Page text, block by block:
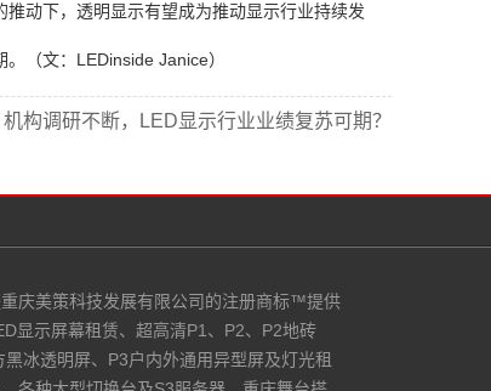
动下，透明显示有望成为推动显示行业持续发
（文：LEDinside Janice）
构调研不断，LED显示行业业绩复苏可期？
庆美策科技发展有限公司的注册商标™提供
显示屏幕租赁、超高清P1、P2、P2地砖
黑冰透明屏、P3户内外通用异型屏及灯光租